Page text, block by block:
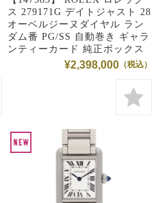
ス 279171G デイトジャスト 28
オーベルジーヌダイヤル ラン
ダム番 PG/SS 自動巻き ギャラ
ンティーカード 純正ボックス
¥2,398,000